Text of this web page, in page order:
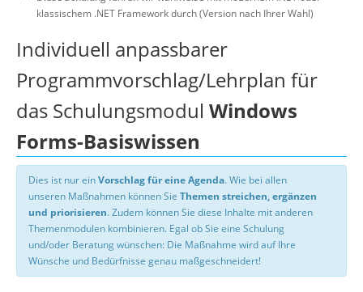
klassischem .NET Framework durch (Version nach Ihrer Wahl)
Individuell anpassbarer
Programmvorschlag/Lehrplan für
das Schulungsmodul Windows
Forms-Basiswissen
Dies ist nur einVorschlag für eine Agenda. Wie bei allen
unseren Maßnahmen können Sie Themen streichen, ergänzen
und priorisieren. Zudem können Sie diese Inhalte mit anderen
Themenmodulen kombinieren. Egal ob Sie eine Schulung
und/oder Beratung wünschen: Die Maßnahme wird auf Ihre
Wünsche und Bedürfnisse genau maßgeschneidert!